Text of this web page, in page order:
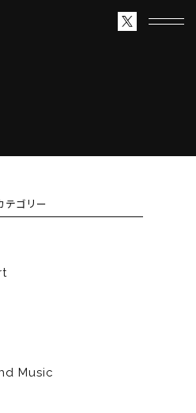
テゴリー
Music